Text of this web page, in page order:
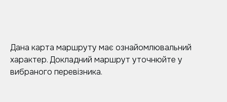
Дана карта маршруту має ознайомлювальний
характер. Докладний маршрут уточнюйте у
вибраного перевізника.